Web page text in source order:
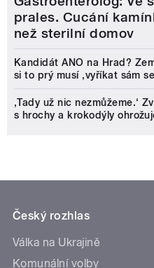
prales. Cucání
než sterilní domov
Kandidát ANO na Hrad?
si to prý musí ‚vyříkat sám
‚Tady už nic nezmůžeme.‘
s hrochy a krokodýly
Český rozhlas
Válka na Ukrajině
Komunální volby